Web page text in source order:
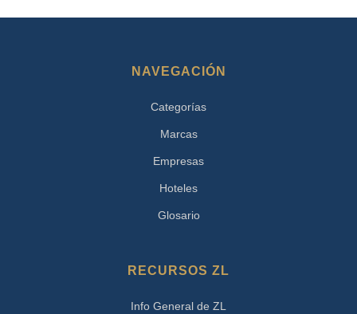
NAVEGACIÓN
Categorías
Marcas
Empresas
Hoteles
Glosario
RECURSOS ZL
Info General de ZL